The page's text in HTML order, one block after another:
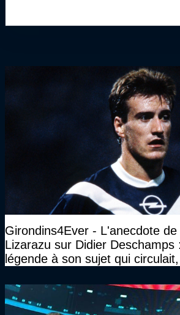
Girondins4Ever - L'anecdote
Lizarazu sur Didier Deschamps
légende à son sujet qui